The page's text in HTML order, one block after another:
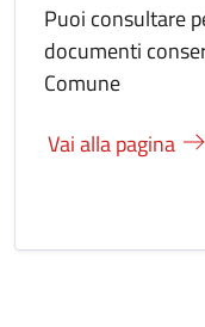
Puoi consultare
documenti
Comune
Vai alla pagina